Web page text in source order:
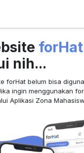
forHat
nih...
forHat belum bisa
ingin menggunakan
Aplikasi Zona